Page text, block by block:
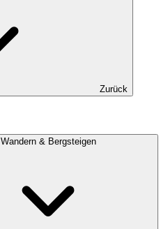
Zurück
Wandern & Bergsteigen